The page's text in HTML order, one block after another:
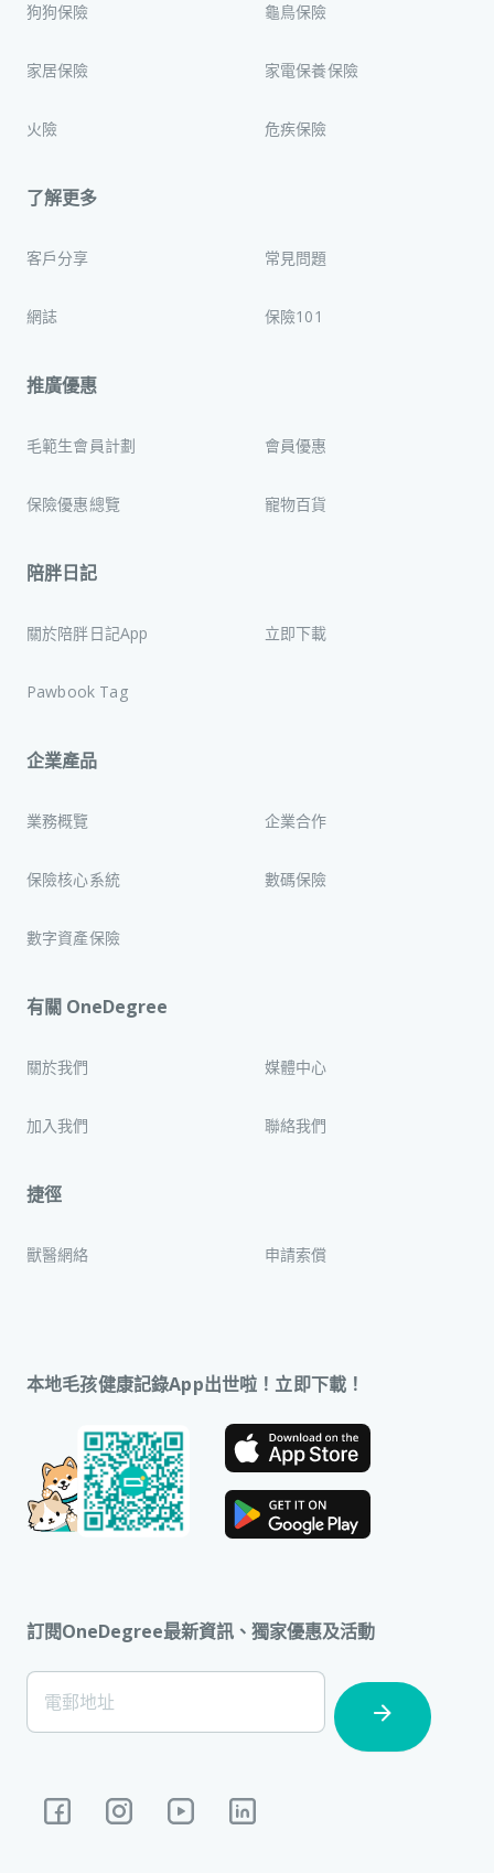
狗狗保險 龜鳥保險
家居保險 家電保養保險
火險 危疾保險
了解更多
客戶分享 常見問題
網誌 保險101
推廣優惠
毛範生會員計劃 會員優惠
保險優惠總覽 寵物百貨
陪胖日記
關於陪胖日記App 立即下載
Pawbook Tag
企業產品
業務概覽 企業合作
保險核心系統 數碼保險
數字資產保險
有關 OneDegree
關於我們 媒體中心
加入我們 聯絡我們
捷徑
獸醫網絡 申請索償
本地毛孩健康記錄App出世啦！立即下載！
訂閱OneDegree最新資訊、獨家優惠及活動
[Footer]
Subscription
電郵地址